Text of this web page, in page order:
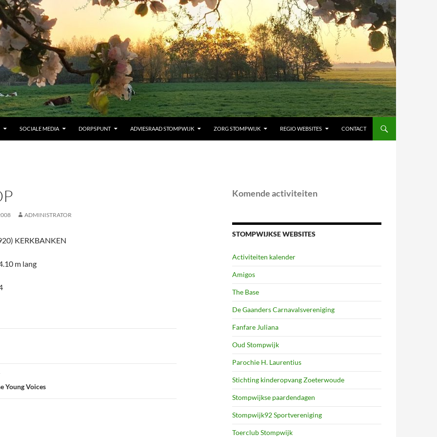
SOCIALE MEDIA DORPSPUNT ADVIESRAAD STOMPWIJK ZORG STOMPWIJK REGIO WEBSITES CONTACT
ADMINISTRATOR
KERKBANKEN
m lang
Young Voices
Komende activiteiten
STOMPWIJKSE WEBSITES
Activiteiten kalender
Amigos
The Base
De Gaanders Carnavalsvereniging
Fanfare Juliana
Oud Stompwijk
Parochie H. Laurentius
Stichting kinderopvang Zoeterwoude
Stompwijkse paardendagen
Stompwijk92 Sportvereniging
Toerclub Stompwijk